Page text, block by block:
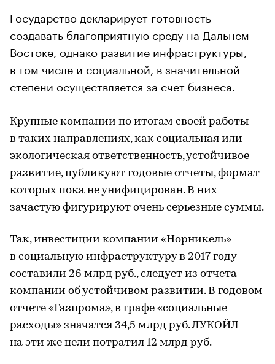
Государство декларирует готовность
создавать благоприятную среду на Дальнем
Востоке, однако развитие инфраструктуры,
в том числе и социальной, в значительной
степени осуществляется за счет бизнеса.
Крупные компании по итогам своей работы
в таких направлениях, как социальная или
экологическая ответственность, устойчивое
развитие, публикуют годовые отчеты, формат
которых пока не унифицирован. В них
зачастую фигурируют очень серьезные суммы.
Так, инвестиции компании «Норникель»
в социальную инфраструктуру в 2017 году
составили 26 млрд руб., следует из отчета
компании об устойчивом развитии. В годовом
отчете «Газпрома», в графе «социальные
расходы» значатся 34,5 млрд руб. ЛУКОЙЛ
на эти же цели потратил 12 млрд руб.